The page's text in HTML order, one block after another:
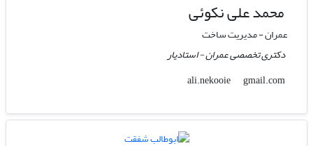
محمد علی نکوئی
عمران - مدیریت ساخت
دکتری تخصصی عمران - استادیار
ali.nekooie
gmail.com